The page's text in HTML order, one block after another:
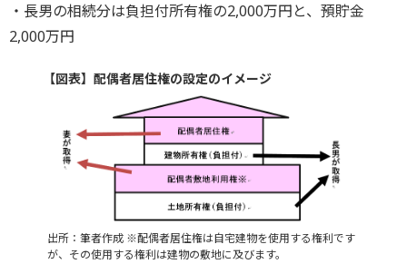
・長男の相続分は負担付所有権の2,000万円と、預貯金
2,000万円
【図表】配偶者居住権の設定のイメージ
出所：筆者作成 ※配偶者居住権は自宅建物を使用する権利です
が、その使用する権利は建物の敷地に及びます。